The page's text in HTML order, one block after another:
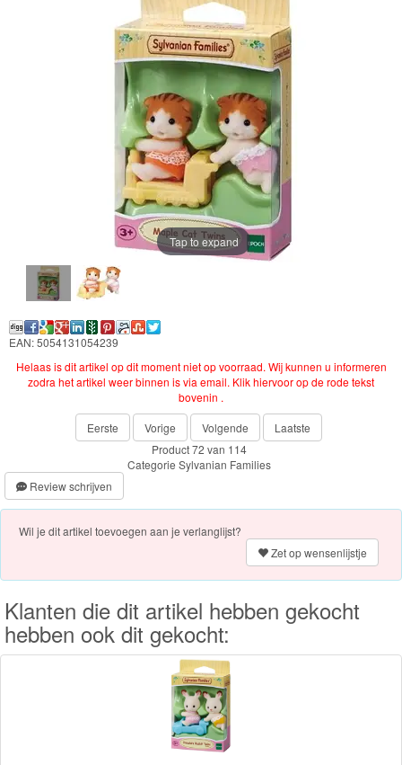
Seizoenen/Specials
Verrassinszakjes
Town
Series
Aquabeads
Baby
Annabell
Enchantimals
Tap to expand
EAN: 5054131054239
Helaas is dit artikel op dit moment niet op voorraad. Wij kunnen u informeren
zodra het artikel weer binnen is via email. Klik hiervoor op de rode tekst
bovenin .
Eerste
Vorige Volgende
Laatste
Product 72 van 114
Categorie Sylvanian Families
Review schrijven
Wil je dit artikel toevoegen aan je verlanglijst?
Zet op wensenlijstje
Klanten die dit artikel hebben gekocht
hebben ook dit gekocht: